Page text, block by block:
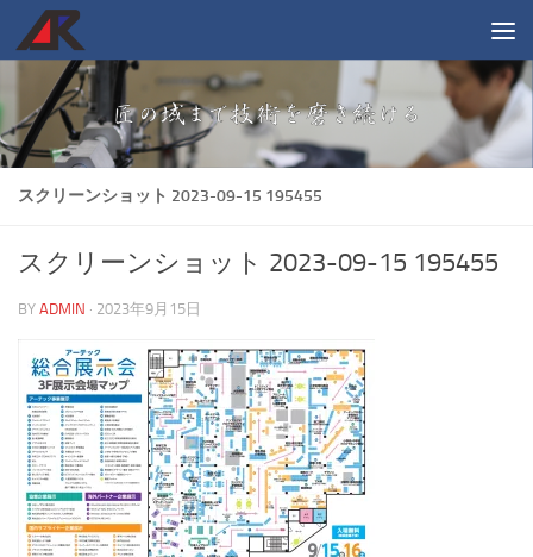
コンテンツへスキップ
スクリーンショット 2023-09-15 195455
スクリーンショット 2023-09-15 195455
BY ADMIN · 2023年9月15日